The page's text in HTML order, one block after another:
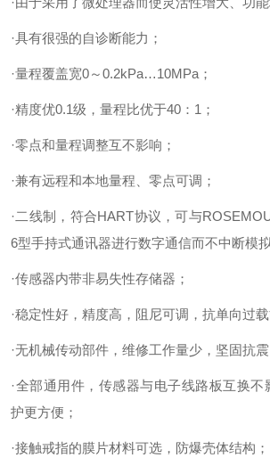
·具有很强的自诊断能力；
·量程覆盖宽0～0.2kPa…10MPa；
·精度优0.1级，量程比优于40：1；
·零点和量程调整互不影响；
·兼有远程和本地量程、零点可调；
·二线制，符合HART协议，可与
6型手持式通讯器进行数字通信而不中断模
·传感器内带非易失性存储器；
·稳定性好，精度高，阻尼可调，抗单向过载
·无机械传动部件，维修工作量少，坚固抗震
·全部通用件，传感器与电子线路板互换
护更方便；
·接触戒指的膜片材料可选，防爆壳体结构；